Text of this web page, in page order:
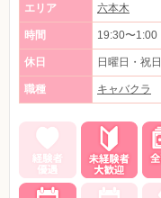
エリア 六本木
時間 19:30〜1:00
休日 日曜日・祝日
職種 キャバクラ